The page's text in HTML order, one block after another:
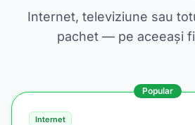
Internet, televiziune sau
pachet — pe aceeași
Popular
Internet